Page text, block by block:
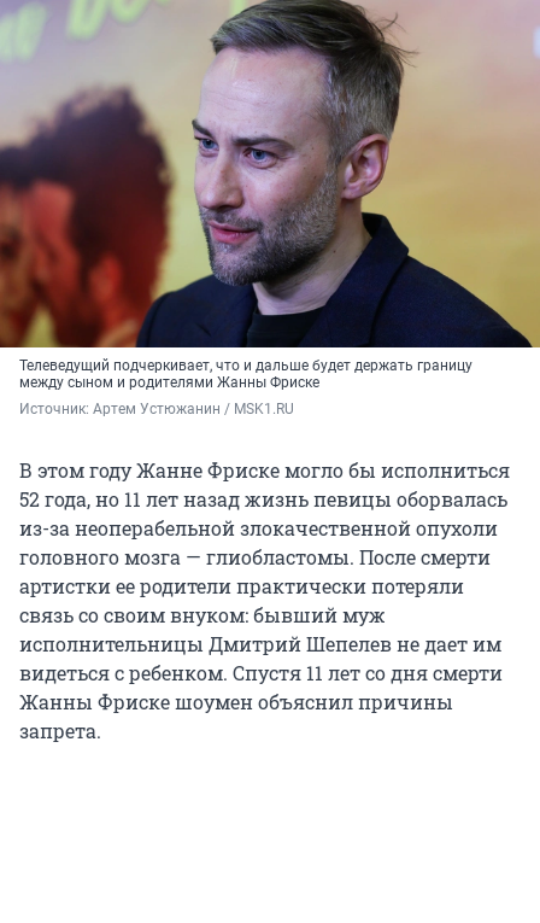
Телеведущий подчеркивает, что и дальше будет держать границу
между сыном и родителями Жанны Фриске
Источник: Артем Устюжанин / MSK1.RU
В этом году Жанне Фриске могло бы исполниться
52 года, но 11 лет назад жизнь певицы оборвалась
из-за неоперабельной злокачественной опухоли
головного мозга — глиобластомы. После смерти
артистки ее родители практически потеряли
связь со своим внуком: бывший муж
исполнительницы Дмитрий Шепелев не дает им
видеться с ребенком. Спустя 11 лет со дня смерти
Жанны Фриске шоумен объяснил причины
запрета.